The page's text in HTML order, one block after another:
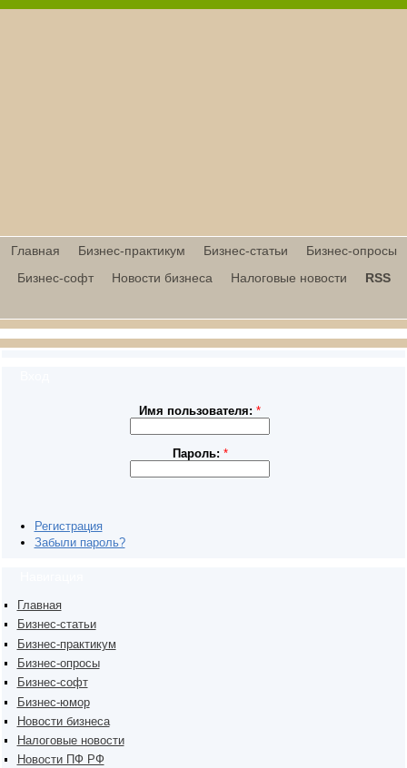
Главная Бизнес-практикум Бизнес-статьи
Бизнес-опросы
Бизнес-софт
Новости бизнеса Налоговые новости RSS
Имя пользователя:*
Пароль: *
Регистрация
Забыли пароль?
Главная
Бизнес-статьи
Бизнес-практикум
Бизнес-опросы
Бизнес-софт
Бизнес-юмор
Новости бизнеса
Налоговые новости
Новости ПФ РФ